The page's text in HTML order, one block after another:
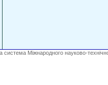
Міжнародного науково-